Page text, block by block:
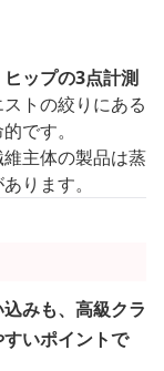
ップの3点計測
トの絞りにある
です。
維主体の製品は蒸
ります。
みも、高級クラ
いポイントで